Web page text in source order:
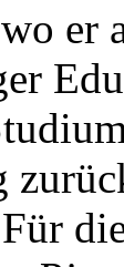
er